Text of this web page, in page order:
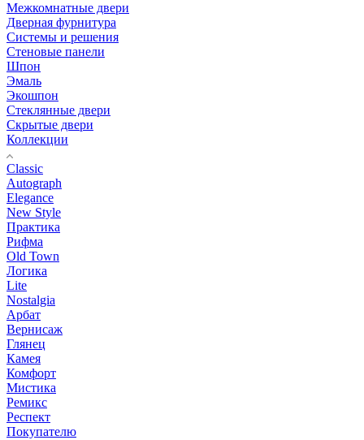
Межкомнатные двери
Дверная фурнитура
Системы и решения
Стеновые панели
Шпон
Эмаль
Экошпон
Стеклянные двери
Скрытые двери
Коллекции
Classic
Autograph
Elegance
New Style
Практика
Рифма
Old Town
Логика
Lite
Nostalgia
Арбат
Вернисаж
Глянец
Камея
Комфорт
Мистика
Ремикс
Респект
Покупателю